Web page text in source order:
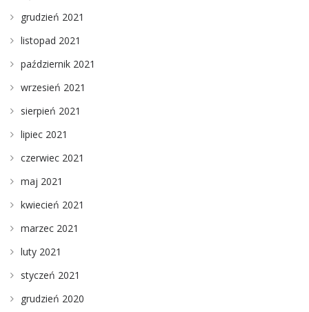
grudzień 2021
listopad 2021
październik 2021
wrzesień 2021
sierpień 2021
lipiec 2021
czerwiec 2021
maj 2021
kwiecień 2021
marzec 2021
luty 2021
styczeń 2021
grudzień 2020